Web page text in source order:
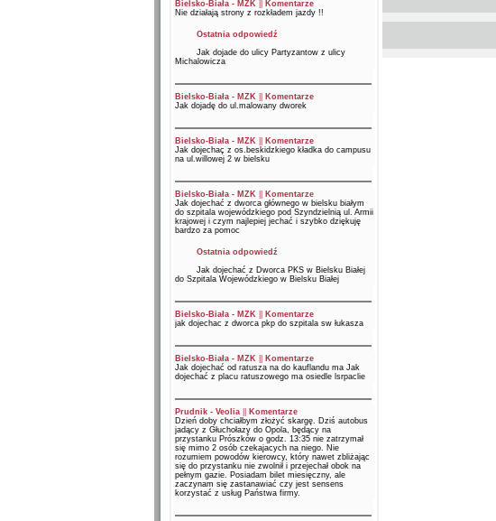
Bielsko-Biała - MZK||
Komentarze
Nie działają strony z rozkładem jazdy !!
Ostatnia odpowiedź
Jak dojade do ulicy Partyzantow z ulicy
Michalowicza
Bielsko-Biała - MZK||
Komentarze
Jak dojadę do ul.malowany dworek
Bielsko-Biała - MZK||
Komentarze
Jak dojechaç z os.beskidzkiego kładka do campusu
na ul.willowej 2 w bielsku
Bielsko-Biała - MZK||
Komentarze
Jak dojechać z dworca głównego w bielsku białym
do szpitala wojewódzkiego pod Szyndzielnią ul. Armii
krajowej i czym najlepiej jechać i szybko dziękuję
bardzo za pomoc
Ostatnia odpowiedź
Jak dojechać z Dworca PKS w Bielsku Białej
do Szpitala Wojewódzkiego w Bielsku Białej
Bielsko-Biała - MZK||
Komentarze
jak dojechac z dworca pkp do szpitala sw łukasza
Bielsko-Biała - MZK||
Komentarze
Jak dojechać od ratusza na do kauflandu ma Jak
dojechać z placu ratuszowego ma osiedle lsrpaclie
Prudnik - Veolia||
Komentarze
Dzień doby chciałbym złożyć skargę. Dziś autobus
jadący z Głuchołazy do Opola, będący na
przystanku Prószków o godz. 13:35 nie zatrzymał
się mimo 2 osób czekajacych na niego. Nie
rozumiem powodów kierowcy, który nawet zbliżając
się do przystanku nie zwolnił i przejechał obok na
pełnym gazie. Posiadam bilet miesięczny, ale
zaczynam się zastanawiać czy jest sensens
korzystać z usług Państwa firmy.